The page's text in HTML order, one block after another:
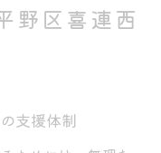
野区喜連西
支援体制